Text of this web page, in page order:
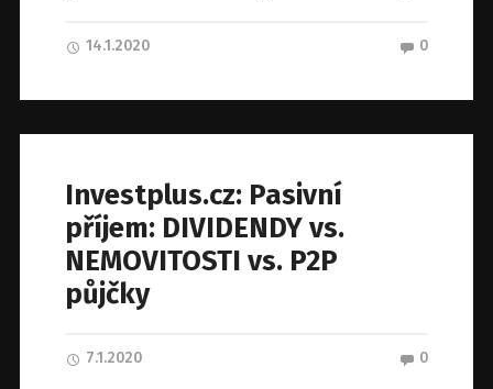
14.1.2020 0
Investplus.cz: Pasivní
příjem: DIVIDENDY vs.
NEMOVITOSTI vs. P2P
půjčky
7.1.2020 0